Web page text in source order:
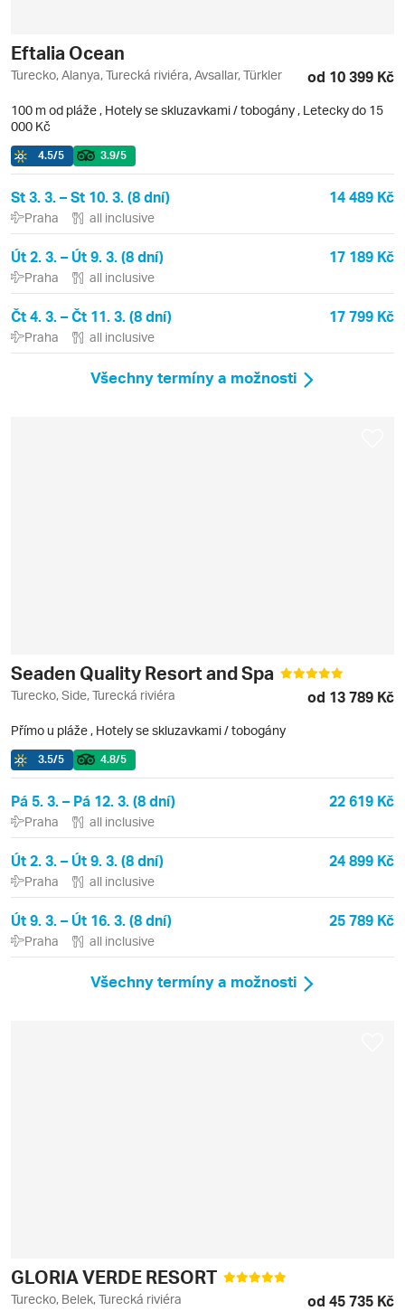
Eftalia Ocean
Turecko, Alanya, Turecká riviéra, Avsallar, Türkler od 10 399 Kč
100 m od pláže , Hotely se skluzavkami / tobogány , Letecky do 15
000 Kč
4.5/5 3.9/5
St 3. 3. – St 10. 3. (8 dní) 14 489 Kč
Praha all inclusive
Út 2. 3. – Út 9. 3. (8 dní) 17 189 Kč
Praha all inclusive
Čt 4. 3. – Čt 11. 3. (8 dní) 17 799 Kč
Praha all inclusive
Všechny termíny a možnosti
Seaden Quality Resort and Spa
Turecko, Side, Turecká riviéra od 13 789 Kč
Přímo u pláže , Hotely se skluzavkami / tobogány
3.5/5 4.8/5
Pá 5. 3. – Pá 12. 3. (8 dní) 22 619 Kč
Praha all inclusive
Út 2. 3. – Út 9. 3. (8 dní) 24 899 Kč
Praha all inclusive
Út 9. 3. – Út 16. 3. (8 dní) 25 789 Kč
Praha all inclusive
Všechny termíny a možnosti
GLORIA VERDE RESORT
Turecko, Belek, Turecká riviéra od 45 735 Kč